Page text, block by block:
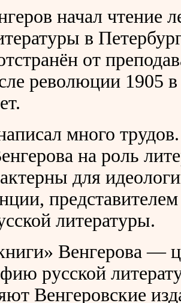
начал чтение
в
от
революции 1905
много трудов.
на роль
для
литературы.
Венгерова —
русской
Венгеровские